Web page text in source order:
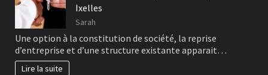
Ixelles
Sarah
Une option à la constitution de société, la reprise
d’entreprise et d’une structure existante apparait…
Lire la suite